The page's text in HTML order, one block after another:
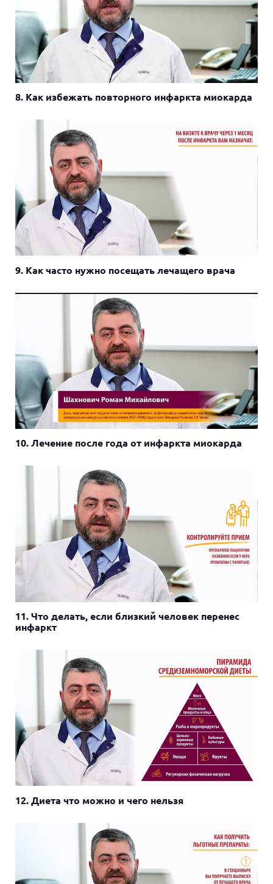
8. Как избежать повторного инфаркта миокарда
9. Как часто нужно посещать лечащего врача
10. Лечение после года от инфаркта миокарда
11. Что делать, если близкий человек перенес
инфаркт
12. Диета что можно и чего нельзя